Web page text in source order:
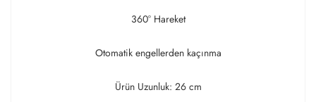
360° Hareket
Otomatik engellerden kaçınma
Ürün Uzunluk: 26 cm